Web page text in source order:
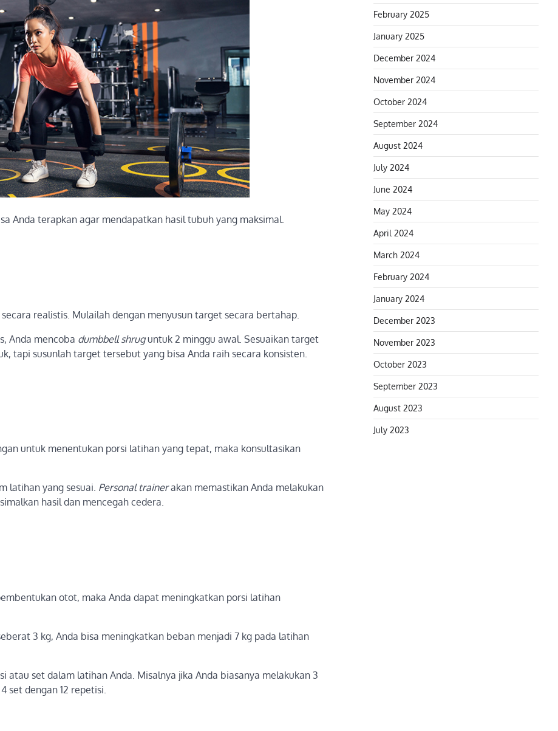
Anda terapkan agar mendapatkan hasil tubuh yang maksimal.
secara realistis. Mulailah dengan menyusun target secara bertahap.
Anda mencoba dumbbell shruguntuk 2 minggu awal. Sesuaikan target
tapi susunlah target tersebut yang bisa Anda raih secara konsisten.
untuk menentukan porsi latihan yang tepat, maka konsultasikan
latihan yang sesuai. Personal trainerakan memastikan Anda melakukan
hasil dan mencegah cedera.
otot, maka Anda dapat meningkatkan porsi latihan
3 kg, Anda bisa meningkatkan beban menjadi 7 kg pada latihan
atau set dalam latihan Anda. Misalnya jika Anda biasanya melakukan 3
set dengan 12 repetisi.
February 2025
January 2025
December 2024
November 2024
October 2024
September 2024
August 2024
July 2024
June 2024
May 2024
April 2024
March 2024
February 2024
January 2024
December 2023
November 2023
October 2023
September 2023
August 2023
July 2023